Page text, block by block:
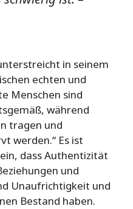
in seinem
echten und
Menschen sind
während
tragen und
werden.“ Es ist
dass Authentizität
und
Unaufrichtigkeit und
Bestand haben.